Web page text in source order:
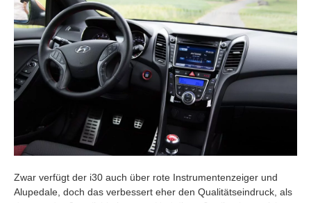
Zwar verfügt der i30 auch über rote Instrumentenzeiger und
Alupedale, doch das verbessert eher den Qualitätseindruck, als